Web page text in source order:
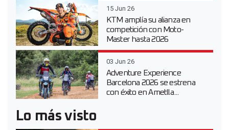
15 Jun 26
KTM amplía su alianza en
competición con Moto-
Master hasta 2026
03 Jun 26
Adventure Experience
Barcelona 2026 se estrena
con éxito en Ametlla...
Lo más visto